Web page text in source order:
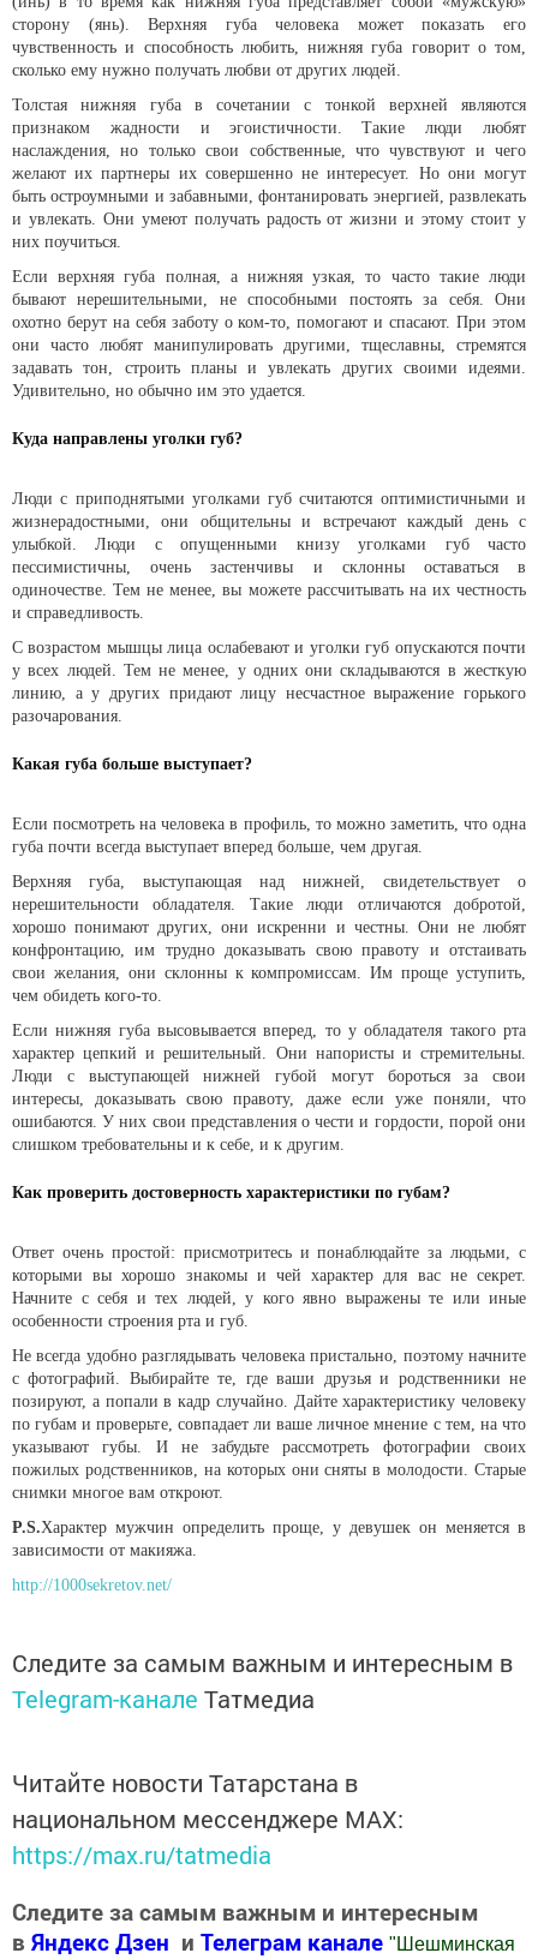
сторону (янь). Верхняя губа человека может показать его
чувственность и способность любить, нижняя губа говорит о том,
сколько ему нужно получать любви от других людей.
Толстая нижняя губа в сочетании с тонкой верхней являются
признаком жадности и эгоистичности. Такие люди любят
наслаждения, но только свои собственные, что чувствуют и чего
желают их партнеры их совершенно не интересует. Но они могут
быть остроумными и забавными, фонтанировать энергией, развлекать
и увлекать. Они умеют получать радость от жизни и этому стоит у
них поучиться.
Если верхняя губа полная, а нижняя узкая, то часто такие люди
бывают нерешительными, не способными постоять за себя. Они
охотно берут на себя заботу о ком-то, помогают и спасают. При этом
они часто любят манипулировать другими, тщеславны, стремятся
задавать тон, строить планы и увлекать других своими идеями.
Удивительно, но обычно им это удается.
Куда направлены уголки губ?
Люди с приподнятыми уголками губ считаются оптимистичными и
жизнерадостными, они общительны и встречают каждый день с
улыбкой. Люди с опущенными книзу уголками губ часто
пессимистичны, очень застенчивы и склонны оставаться в
одиночестве. Тем не менее, вы можете рассчитывать на их честность
и справедливость.
С возрастом мышцы лица ослабевают и уголки губ опускаются почти
у всех людей. Тем не менее, у одних они складываются в жесткую
линию, а у других придают лицу несчастное выражение горького
разочарования.
Какая губа больше выступает?
Если посмотреть на человека в профиль, то можно заметить, что одна
губа почти всегда выступает вперед больше, чем другая.
Верхняя губа, выступающая над нижней, свидетельствует о
нерешительности обладателя. Такие люди отличаются добротой,
хорошо понимают других, они искренни и честны. Они не любят
конфронтацию, им трудно доказывать свою правоту и отстаивать
свои желания, они склонны к компромиссам. Им проще уступить,
чем обидеть кого-то.
Если нижняя губа высовывается вперед, то у обладателя такого рта
характер цепкий и решительный. Они напористы и стремительны.
Люди с выступающей нижней губой могут бороться за свои
интересы, доказывать свою правоту, даже если уже поняли, что
ошибаются. У них свои представления о чести и гордости, порой они
слишком требовательны и к себе, и к другим.
Как проверить достоверность характеристики по губам?
Ответ очень простой: присмотритесь и понаблюдайте за людьми, с
которыми вы хорошо знакомы и чей характер для вас не секрет.
Начните с себя и тех людей, у кого явно выражены те или иные
особенности строения рта и губ.
Не всегда удобно разглядывать человека пристально, поэтому начните
с фотографий. Выбирайте те, где ваши друзья и родственники не
позируют, а попали в кадр случайно. Дайте характеристику человеку
по губам и проверьте, совпадает ли ваше личное мнение с тем, на что
указывают губы. И не забудьте рассмотреть фотографии своих
пожилых родственников, на которых они сняты в молодости. Старые
снимки многое вам откроют.
P.S.Характер мужчин определить проще, у девушек он меняется в
зависимости от макияжа.
http://1000sekretov.net/
Следите за самым важным и интересным в
Telegram-канале Татмедиа
Читайте новости Татарстана в
национальном мессенджере MАХ:
https://max.ru/tatmedia
Следите за самым важным и интересным
в Яндекс Дзен и Телеграм канале " Шешминская